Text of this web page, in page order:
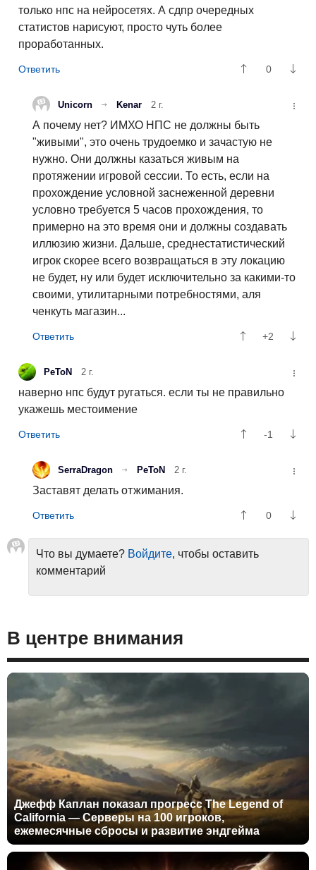
только нпс на нейросетях. А сдпр очередных
статистов нарисуют, просто чуть более
проработанных.
0
Unicorn Kenar 2 г.
А почему нет? ИМХО НПС не должны быть
"живыми", это очень трудоемко и зачастую не
нужно. Они должны казаться живым на
протяжении игровой сессии. То есть, если на
прохождение условной заснеженной деревни
условно требуется 5 часов прохождения, то
примерно на это время они и должны создавать
иллюзию жизни. Дальше, среднестатистический
игрок скорее всего возвращаться в эту локацию
не будет, ну или будет исключительно за какими-то
своими, утилитарными потребностями, аля
ченкуть магазин...
+2
PeToN 2 г.
наверно нпс будут ругаться. если ты не правильно
укажешь местоимение
-1
SerraDragon PeToN 2 г.
Заставят делать отжимания.
0
Что вы думаете? Войдите, чтобы оставить
комментарий
В центре внимания
Джефф Каплан показал прогресс The Legend of
California — Серверы на 100 игроков,
ежемесячные сбросы и развитие эндгейма